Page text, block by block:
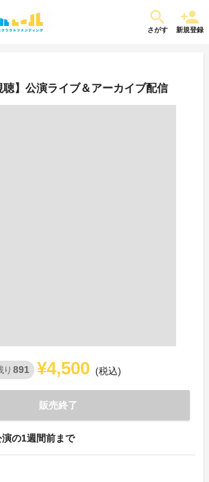
さがす 新規登録
】公演ライブ＆アーカイブ配信
り 891 ¥4,500 (税込)
販売終了
の1週間前まで